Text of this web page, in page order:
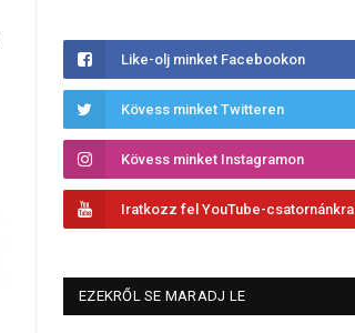
Like-olj minket Facebookon
Kövess minket Twitteren
Kövess minket Instagramon
Iratkozz fel YouTube-csatornánkra
EZEKRŐL SE MARADJ LE